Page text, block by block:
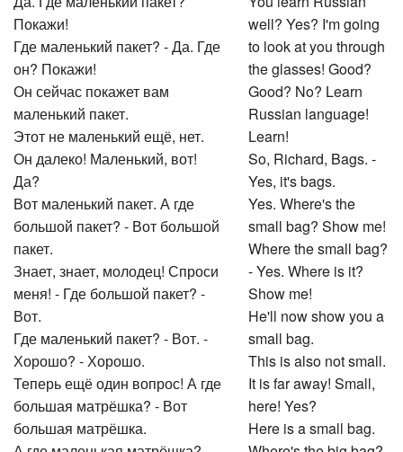
Покажи!
Где маленький пакет? - Да. Где
он? Покажи!
Он сейчас покажет вам
маленький пакет.
Этот не маленький ещё, нет.
Он далеко! Маленький, вот!
Да?
Вот маленький пакет. А где
большой пакет? - Вот большой
пакет.
Знает, знает, молодец! Спроси
меня! - Где большой пакет? -
Вот.
Где маленький пакет? - Вот. -
Хорошо? - Хорошо.
Теперь ещё один вопрос! А где
большая матрёшка? - Вот
большая матрёшка.
well? Yes? I'm going
to look at you through
the glasses! Good?
Good? No? Learn
Russian language!
Learn!
So, Richard, Bags. -
Yes, it's bags.
Yes. Where's the
small bag? Show me!
Where the small bag?
- Yes. Where is it?
Show me!
He'll now show you a
small bag.
This is also not small.
It is far away! Small,
here! Yes?
Here is a small bag.